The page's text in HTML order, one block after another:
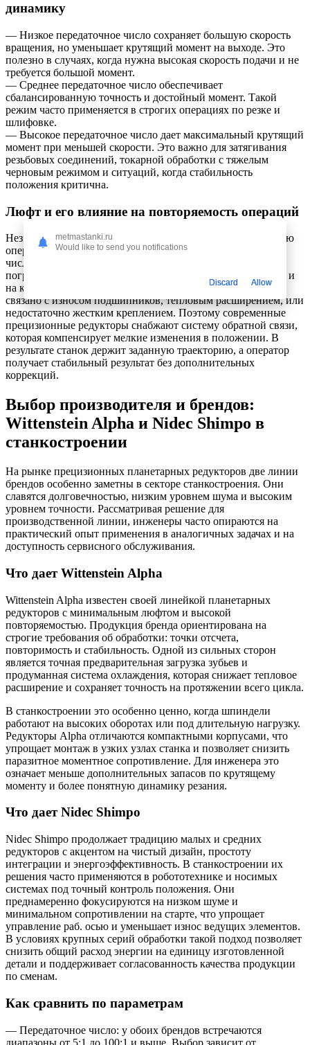
динамику
— Низкое передаточное число сохраняет большую скорость
вращения, но уменьшает крутящий момент на выходе. Это
полезно в случаях, когда нужна высокая скорость подачи и не
требуется большой момент.
— Среднее передаточное число обеспечивает
сбалансированную точность и достойный момент. Такой
режим часто применяется в строгих операциях по резке и
шлифовке.
— Высокое передаточное число дает максимальный крутящий
момент при меньшей скорости. Это важно для затягивания
резьбовых соединений, токарной обработки с тяжелым
черновым режимом и ситуаций, когда стабильность
положения критична.
Люфт и его влияние на повторяемость операций
Незначительный люфт позволяет повторно повторять серию
операций без дополнительной корректировки. В станках с
числовым управлением это особенно важно: любая
погрешность в отдаче редуктора переносится на обработку и
на качество поверхности. Появление люфта может быть
связано с износом подшипников, тепловым расширением, или
недостаточно жестким креплением. Поэтому современные
прецизионные редукторы снабжают систему обратной связи,
которая компенсирует мелкие изменения в положении. В
результате станок держит заданную траекторию, а оператор
получает стабильный результат без дополнительных
коррекций.
Выбор производителя и брендов:
Wittenstein Alpha и Nidec Shimpo в
станкостроении
На рынке прецизионных планетарных редукторов две линии
брендов особенно заметны в секторе станкостроения. Они
славятся долговечностью, низким уровнем шума и высоким
уровнем точности. Рассматривая решение для
производственной линии, инженеры часто опираются на
практический опыт применения в аналогичных задачах и на
доступность сервисного обслуживания.
Что дает Wittenstein Alpha
Wittenstein Alpha известен своей линейкой планетарных
редукторов с минимальным люфтом и высокой
повторяемостью. Продукция бренда ориентирована на
строгие требования об обработки: точки отсчета,
повторимость и стабильность. Одной из сильных сторон
является точная предварительная загрузка зубьев и
продуманная система охлаждения, которая снижает тепловое
расширение и сохраняет точность на протяжении всего цикла.
В станкостроении это особенно ценно, когда шпиндели
работают на высоких оборотах или под длительную нагрузку.
Редукторы Alpha отличаются компактными корпусами, что
упрощает монтаж в узких узлах станка и позволяет снизить
паразитное моментное сопротивление. Для инженера это
означает меньше дополнительных запасов по крутящему
моменту и более понятную динамику резания.
Что дает Nidec Shimpo
Nidec Shimpo продолжает традицию малых и средних
редукторов с акцентом на чистый дизайн, простоту
интеграции и энергоэффективность. В станкостроении их
решения часто применяются в робототехнике и носимых
системах под точный контроль положения. Они
преднамеренно фокусируются на низком шуме и
минимальном сопротивлении на старте, что упрощает
управление раб. осью и уменьшает износ ведущих элементов.
В условиях крупных серий обработки такой подход позволяет
снизить общий расход энергии на единицу изготовленной
детали и поддерживает согласованность качества продукции
по сменам.
Как сравнить по параметрам
— Передаточное число: у обоих брендов встречаются
диапазоны от 5:1 до 100:1 и выше. Выбор зависит от
metmastanki.ru
Would like to send you notifications
Discard Allow